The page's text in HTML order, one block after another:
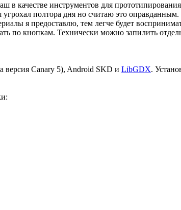
в качестве инструментов для
полтора дня но считаю это
я предоставлю, тем легче будет
по кнопкам. Технически можно запилить
версия Canary 5), Android SKD и LibGDX.